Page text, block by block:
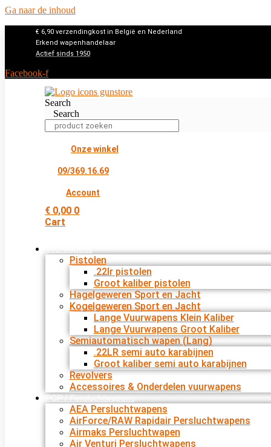
Ga naar de inhoud
€ 6,90 verzendingkost in België en Nederland
Erkend wapenhandelaar
Actief sinds 1950
Facebook-f
Search
Search
Onze winkel
09/369.16.69
Account
€ 0,00 0
Cart
Pistolen
.22lr pistolen
Groot kaliber pistolen
Hagelgeweren Sport en Jacht
Kogelgeweren Sport en Jacht
Lange Vuurwapens Klein Kaliber
Lange Vuurwapens Groot Kaliber
Semiautomatisch wapen (Lang)
.22LR semi auto karabijnen
Groot kaliber semi auto karabijnen
Revolvers
Accessoires & Onderdelen vuurwapens
PCP / Persluchtwapens
AEA Persluchtwapens
AirForce/RAW Rapidair Persluchtwapens
Airmaks Persluchtwapen
Air Venturi Persluchtwapens